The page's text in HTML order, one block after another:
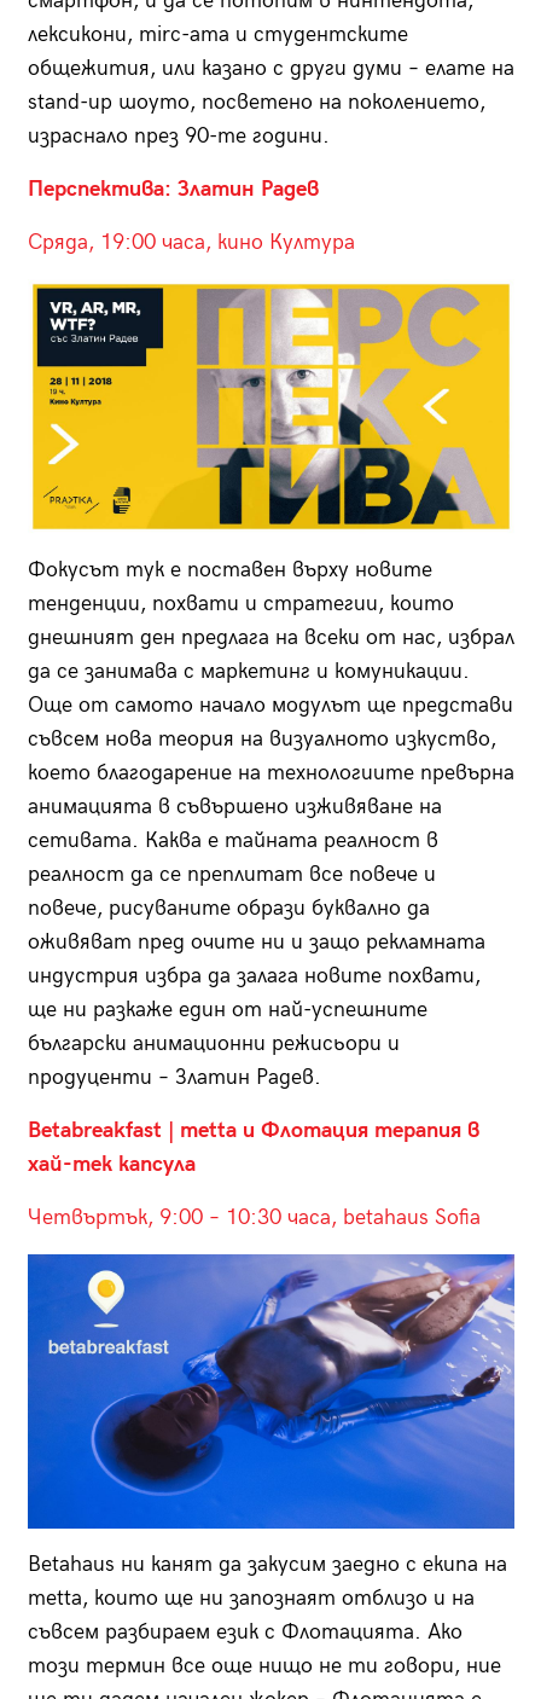
лексикони, mirc-ата и студентските
общежития, или казано с други думи – елате на
stand-up шоуто, посветено на поколението,
израснало през 90-те години.
Перспектива: Златин Радев
Сряда, 19:00 часа, кино Култура
Фокусът тук е поставен върху новите
тенденции, похвати и стратегии, които
днешният ден предлага на всеки от нас, избрал
да се занимава с маркетинг и комуникации.
Още от самото начало модулът ще представи
съвсем нова теория на визуалното изкуство,
което благодарение на технологиите превърна
анимацията в съвършено изживяване на
сетивата. Каква е тайната реалност в
реалност да се преплитат все повече и
повече, рисуваните образи буквално да
оживяват пред очите ни и защо рекламната
индустрия избра да залага новите похвати,
ще ни разкаже един от най-успешните
български анимационни режисьори и
продуценти – Златин Радев.
Betabreakfast | metta и Флотация терапия в
хай-тек капсула
Четвъртък, 9:00 – 10:30 часа, betahaus Sofia
Betahaus ни канят да закусим заедно с екипа на
metta, които ще ни запознаят отблизо и на
съвсем разбираем език с Флотацията. Ако
този термин все още нищо не ти говори, ние